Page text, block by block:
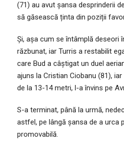
(71) au avut șansa desprinderii
să găsească ținta din poziții
Și, așa cum se întâmplă deseori
răzbunat, iar Turris a restabilit
care Bud a câștigat un duel
ajuns la Cristian Ciobanu (81),
de la 13-14 metri, l-a învins pe
S-a terminat, până la urmă,
astfel, pe lângă șansa de a urca
promovabilă.